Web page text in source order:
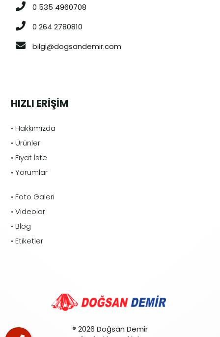
0 535 4960708
0 264 2780810
bilgi@dogsandemir.com
HIZLI ERİŞİM
• Hakkımızda
• Ürünler
• Fiyat İste
• Yorumlar
• Foto Galeri
• Videolar
• Blog
• Etiketler
® 2026 Doğsan Demir